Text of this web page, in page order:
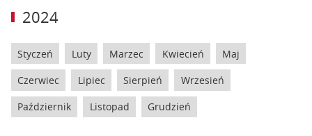
2024
Styczeń Luty Marzec Kwiecień Maj
Czerwiec Lipiec Sierpień Wrzesień
Październik Listopad Grudzień